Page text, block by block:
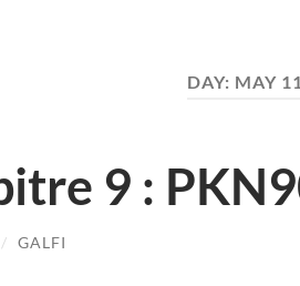
DAY: MAY
9 :
/ GALFI